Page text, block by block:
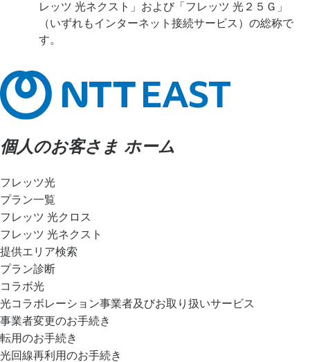
レッツ 光ネクスト」および「フレッツ 光２５Ｇ」
（いずれもインターネット接続サービス）の総称で
す。
個人のお客さま ホーム
フレッツ光
プラン一覧
フレッツ 光クロス
フレッツ 光ネクスト
提供エリア検索
プラン診断
コラボ光
光コラボレーション事業者及びお取り扱いサービス
事業者変更のお手続き
転用のお手続き
光回線再利用のお手続き